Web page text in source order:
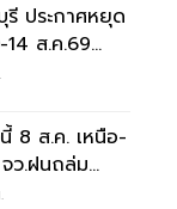
รี ประกาศหยุด
ส.ค.69
8 ส.ค. เหนือ-
ว.ฝนถล่ม